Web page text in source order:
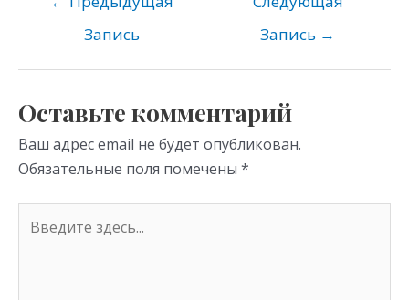
o
kl
as
ni
ki
gr
a
m p
Запись
Запись →
Оставьте комментарий
Ваш адрес email не будет опубликован.
Обязательные поля помечены *
здесь...